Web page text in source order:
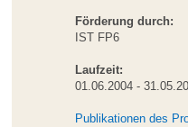
Förderung durch:
IST FP6
Laufzeit:
01.06.2004 -
Publikationen des